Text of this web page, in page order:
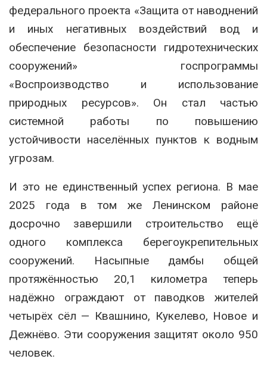
федерального проекта «Защита от наводнений
и иных негативных воздействий вод и
обеспечение безопасности гидротехнических
сооружений» госпрограммы
«Воспроизводство и использование
природных ресурсов». Он стал частью
системной работы по повышению
устойчивости населённых пунктов к водным
угрозам.
И это не единственный успех региона. В мае
2025 года в том же Ленинском районе
досрочно завершили строительство ещё
одного комплекса берегоукрепительных
сооружений. Насыпные дамбы общей
протяжённостью 20,1 километра теперь
надёжно ограждают от паводков жителей
четырёх сёл — Квашнино, Кукелево, Новое и
Дежнёво. Эти сооружения защитят около 950
человек.